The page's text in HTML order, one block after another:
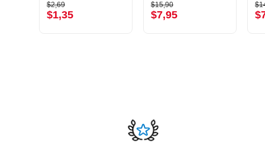
$2,69
$1,35
$15,90
$7,95